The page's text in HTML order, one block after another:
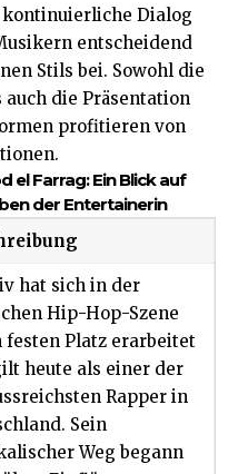
Dialog
entscheidend
Stils bei. Sowohl die
die Präsentation
profitieren von
el Farrag: Ein Blick auf
der Entertainerin
hat sich in der
Hip-Hop-Szene
festen Platz erarbeitet
heute als einer der
Rapper in
Sein
Weg begann